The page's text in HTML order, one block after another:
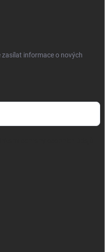
zasílat informace o nových